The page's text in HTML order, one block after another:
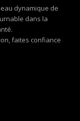
dynamique de
dans la
faites confiance